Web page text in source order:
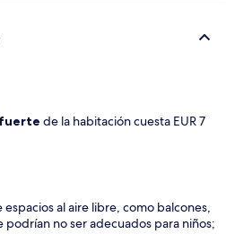
de la habitación cuesta EUR 7
al aire libre, como balcones,
podrían no ser adecuados para niños;